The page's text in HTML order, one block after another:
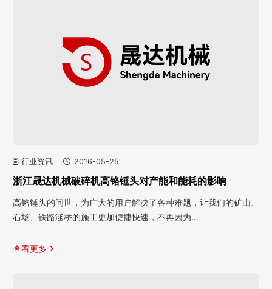
行业资讯 2016-05-25
浙江晟达机械破碎机高铬锤头对产能和能耗的影响
高铬锤头的问世，为广大的用户解决了各种难题，让我们的矿山、
石场、铁路涵桥的施工更加便捷快速，不再因为…
查看更多